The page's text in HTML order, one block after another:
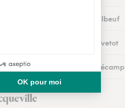
Fleuristes à Elbeuf
Fleuristes à Yvetot
Fleuristes à Fécamp
Fleuristes à Buchy